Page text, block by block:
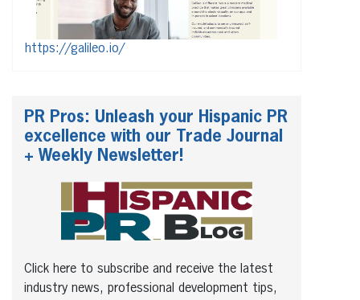
https://galileo.io/
PR Pros: Unleash your Hispanic PR
excellence with our Trade Journal
+ Weekly Newsletter!
Click here to subscribe and receive the latest
industry news, professional development tips,